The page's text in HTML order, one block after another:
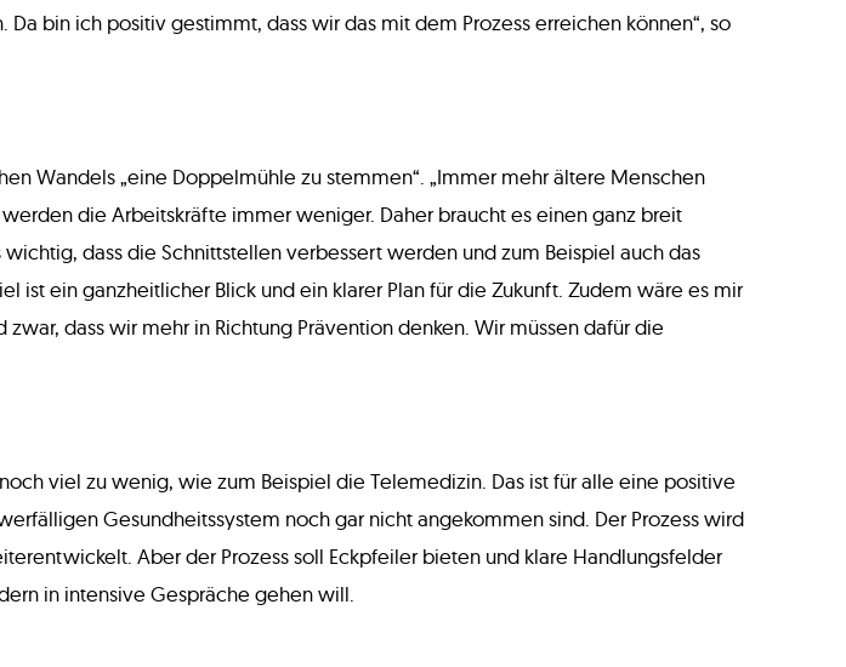
bin ich positiv gestimmt, dass wir das mit dem Prozess erreichen können“, so
Wandels „eine Doppelmühle zu stemmen“. „Immer mehr ältere Menschen
die Arbeitskräfte immer weniger. Daher braucht es einen ganz breit
dass die Schnittstellen verbessert werden und zum Beispiel auch das
ein ganzheitlicher Blick und ein klarer Plan für die Zukunft. Zudem wäre es mir
dass wir mehr in Richtung Prävention denken. Wir müssen dafür die
viel zu wenig, wie zum Beispiel die Telemedizin. Das ist für alle eine positive
Gesundheitssystem noch gar nicht angekommen sind. Der Prozess wird
Aber der Prozess soll Eckpfeiler bieten und klare Handlungsfelder
in intensive Gespräche gehen will.